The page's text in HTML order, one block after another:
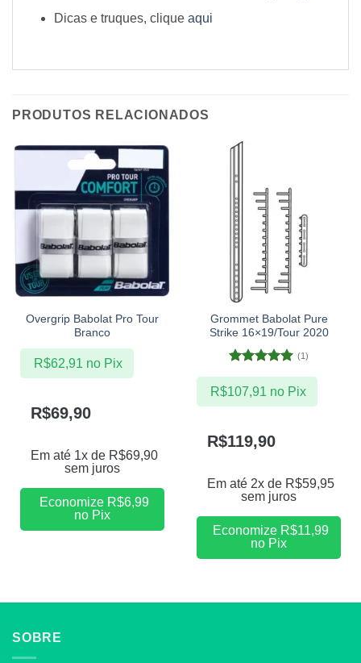
Dicas e truques, clique aqui
PRODUTOS RELACIONADOS
Overgrip Babolat Pro Tour
Branco
R$69,90
Em até 1x de R$69,90
sem juros
R$62,91 no Pix
Economize R$6,99
no Pix
Grommet Babolat Pure
Strike 16×19/Tour 2020
Avaliação5
de 5
(1)
R$119,90
Em até 2x de R$59,95
sem juros
R$107,91 no Pix
Economize R$11,99
no Pix
SOBRE